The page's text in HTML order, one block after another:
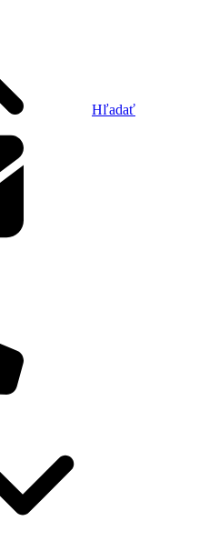
Hľadať